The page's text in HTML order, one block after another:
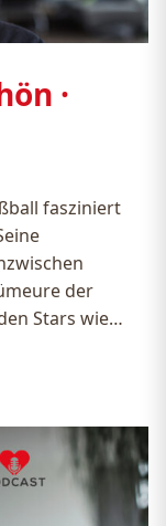
·
fasziniert
der
Stars wie…